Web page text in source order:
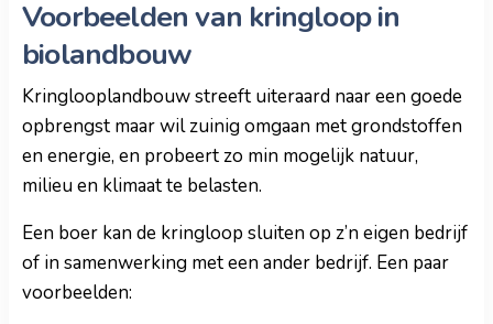
Voorbeelden van kringloop in
biolandbouw
Kringlooplandbouw streeft uiteraard naar een goede
opbrengst maar wil zuinig omgaan met grondstoffen
en energie, en probeert zo min mogelijk natuur,
milieu en klimaat te belasten.
Een boer kan de kringloop sluiten op z’n eigen bedrijf
of in samenwerking met een ander bedrijf. Een paar
voorbeelden: